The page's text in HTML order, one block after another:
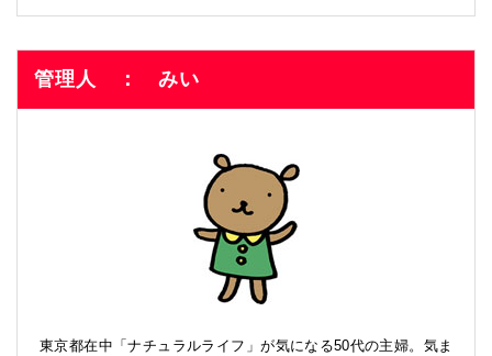
管理人 ： みい
東京都在中「ナチュラルライフ」が気になる50代の主婦。気ま